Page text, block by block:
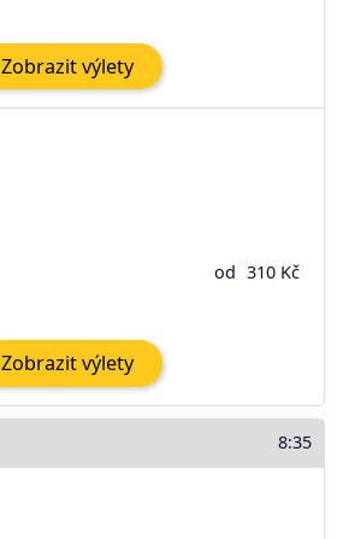
Zobrazit výlety
od 310 Kč
Zobrazit výlety
8:35